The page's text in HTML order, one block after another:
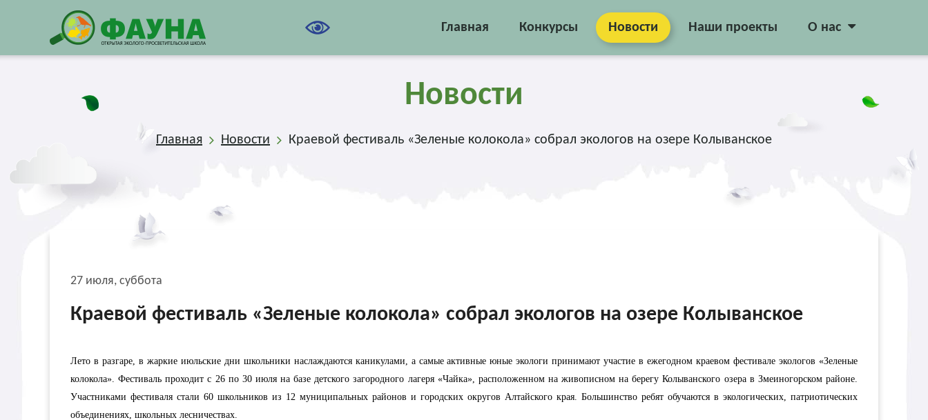
Главная Конкурсы Новости Наши проекты О нас
Новости
Главная Новости Краевой фестиваль «Зеленые колокола» собрал экологов на озере Колыванское
27 июля, суббота
Краевой фестиваль «Зеленые колокола» собрал экологов на озере Колыванское
Лето в разгаре, в жаркие июльские дни школьники наслаждаются каникулами, а самые активные юные экологи принимают участие в ежегодном краевом фестивале экологов «Зеленые
колокола». Фестиваль проходит с 26 по 30 июля на базе детского загородного лагеря «Чайка», расположенном на живописном на берегу Колыванского озера в Змеиногорском районе.
Участниками фестиваля стали 60 школьников из 12 муниципальных районов и городских округов Алтайского края. Большинство ребят обучаются в экологических, патриотических
объединениях, школьных лесничествах.